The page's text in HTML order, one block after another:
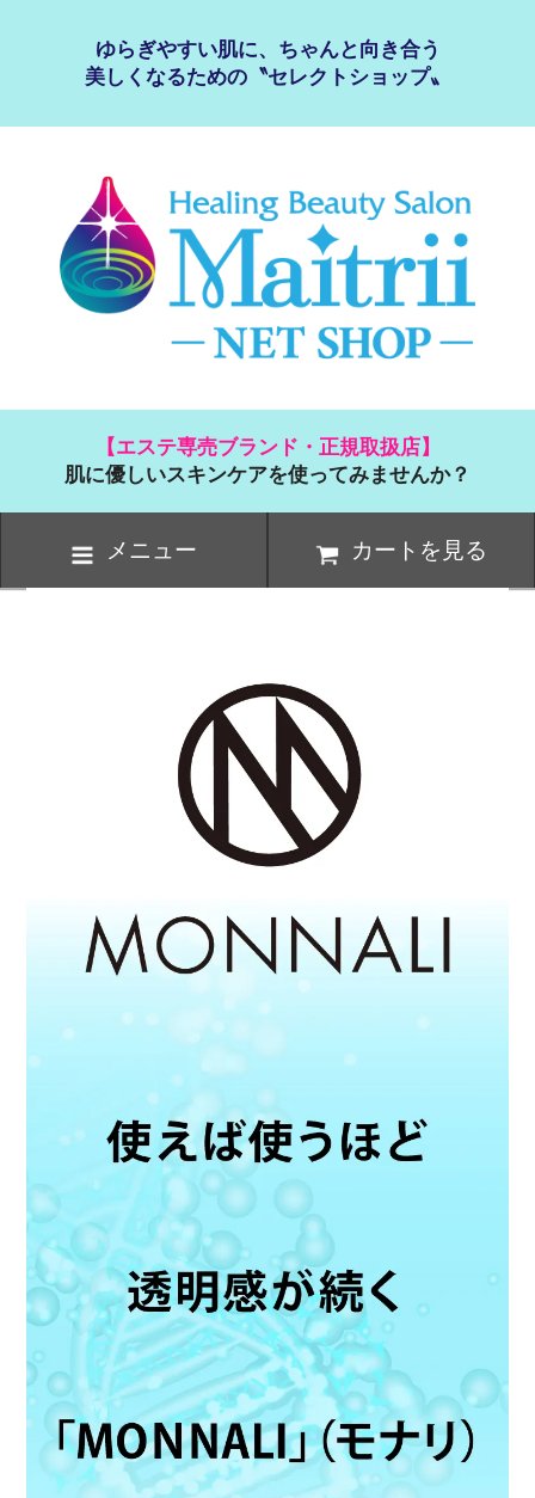
ゆらぎやすい肌に、ちゃんと向き合う
美しくなるための〝セレクトショップ〟
【エステ専売ブランド・正規取扱店】
肌に優しいスキンケアを使ってみませんか？
メニュー カートを見る